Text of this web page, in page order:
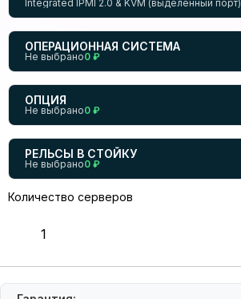
Integrated IPMI 2.0 & KVM (выделенный порт)
ОПЕРАЦИОННАЯ СИСТЕМА
Не выбрано0 ₽
ОПЦИЯ
Не выбрано0 ₽
РЕЛЬСЫ В СТОЙКУ
Не выбрано0 ₽
Количество серверов